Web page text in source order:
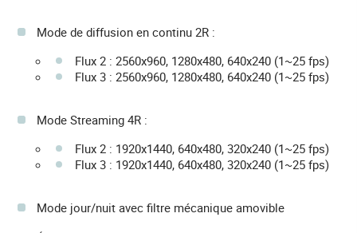
Mode de diffusion en continu 2R :
Flux 2 : 2560x960, 1280x480, 640x240 (1~25 fps)
Flux 3 : 2560x960, 1280x480, 640x240 (1~25 fps)
Mode Streaming 4R :
Flux 2 : 1920x1440, 640x480, 320x240 (1~25 fps)
Flux 3 : 1920x1440, 640x480, 320x240 (1~25 fps)
Mode jour/nuit avec filtre mécanique amovible